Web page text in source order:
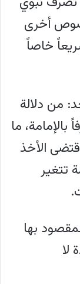
أخرى
خاصاً
من دلالة
ما
الأخذ
تتغير
بها
لا